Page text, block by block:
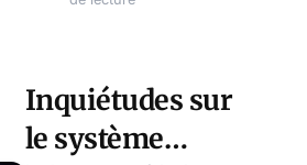
Deutsche
l’économiste hongrois
Laszlo Bogar et l’analyste
politique Miklós
Inquiétudes sur
le système